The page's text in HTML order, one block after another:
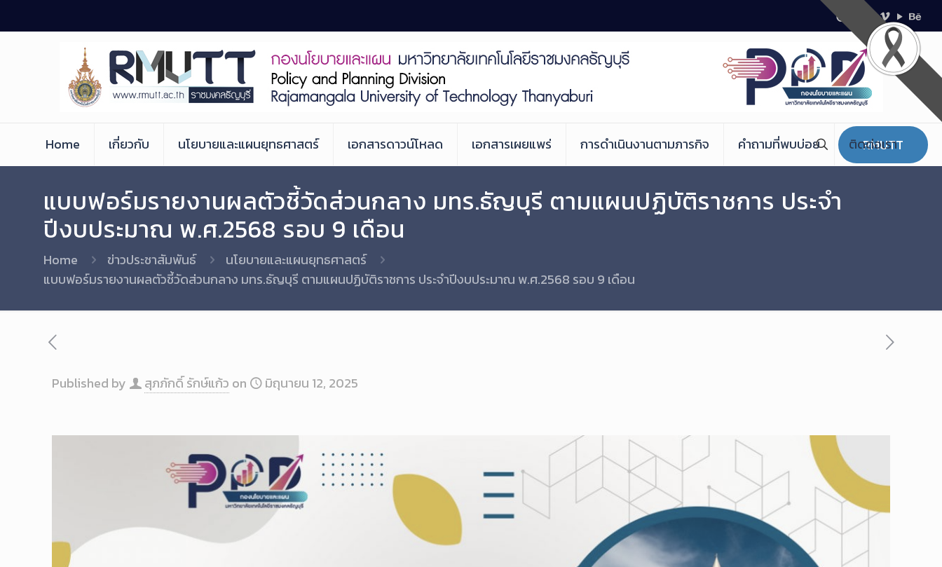
to
Home เกี่ยวกับ นโยบายและแผนยุทธศาสตร์ เอกสารดาวน์โหลด เอกสารเผยแพร่ การดำเนินงานตามภารกิจ คำถามที่พบบ่อย ติดต่อเรา
RMUTT
แบบฟอร์มรายงานผลตัวชี้วัดส่วนกลาง มทร.ธัญบุรี ตามแผนปฏิบัติราชการ ประจำ
ปีงบประมาณ พ.ศ.2568 รอบ 9 เดือน
Home ข่าวประชาสัมพันธ์
นโยบายและแผนยุทธศาสตร์
แบบฟอร์มรายงานผลตัวชี้วัดส่วนกลาง มทร.ธัญบุรี ตามแผนปฏิบัติราชการ ประจำปีงบประมาณ พ.ศ.2568 รอบ 9 เดือน
Published by สุภภักดิ์ รักษ์แก้ว on มิถุนายน 12, 2025